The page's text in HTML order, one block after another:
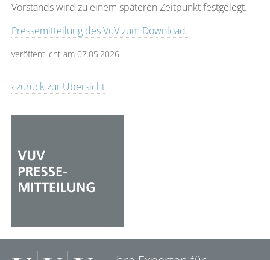
Vorstands wird zu einem späteren Zeitpunkt festgelegt.
Pressemitteilung des VuV zum Download.
veröffentlicht am 07.05.2026
‹ zurück zur Übersicht